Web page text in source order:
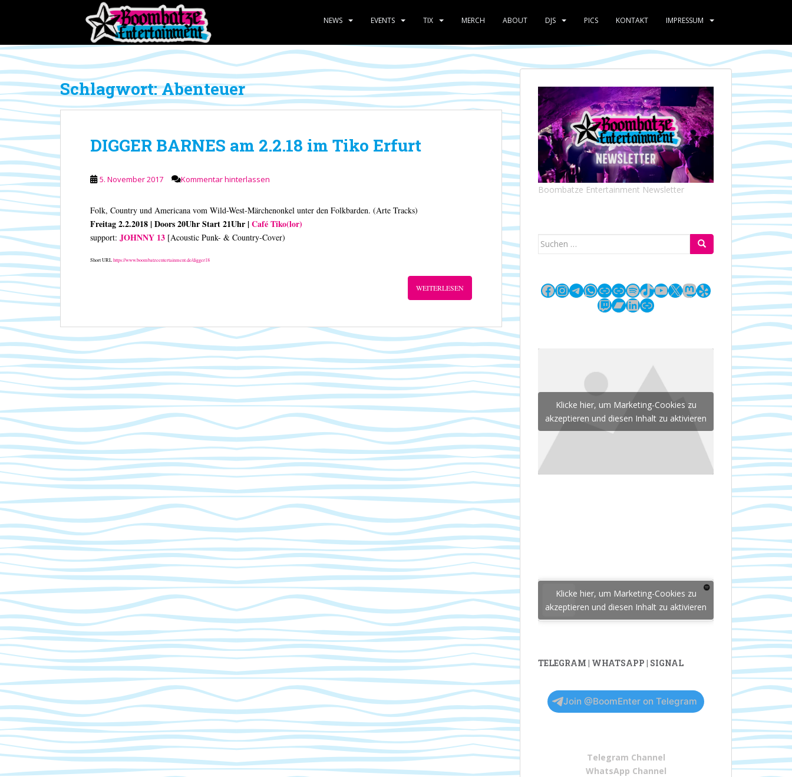
p
t
o
m
a
c
t
e
n
NEWS EVENTS TIX MERCH ABOUT DJS PICS KONTAKT IMPRESSUM
Schlagwort:Abenteuer
DIGGER BARNES am 2.2.18 im Tiko Erfurt
5. November 2017 Kommentar hinterlassen
Folk, Country und Americana vom Wild-West-Märchenonkel unter den Folkbarden. (Arte Tracks)
Freitag 2.2.2018 | Doors 20Uhr Start 21Uhr |Café Tiko(lor)
support: JOHNNY 13 [Acoustic Punk- & Country-Cover)
Short URLhttps://www.boombatzeentertainment.de/digger18
WEITERLESEN
Boombatze Entertainment Newsletter
Suchen
Facebook
Instagram
Telegram
WhatsApp
LinkLinkSpotify
TikTok
YouTube
X Mastodon
Yelp
Twitch
Bandcamp
LinkedIn
Link
Klicke hier, um Marketing-Cookies zu
akzeptieren und diesen Inhalt zu aktivieren
Klicke hier, um Marketing-Cookies zu
akzeptieren und diesen Inhalt zu aktivieren
TELEGRAM | WHATSAPP | SIGNAL
Join @BoomEnter on Telegram
Telegram Channel
WhatsApp Channel